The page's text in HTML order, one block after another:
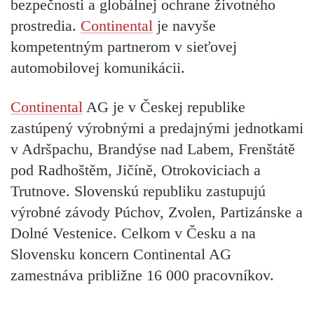
bezpečnosti a globálnej ochrane životného
prostredia. Continental je navyše
kompetentným partnerom v sieťovej
automobilovej komunikácii.
Continental AG je v Českej republike
zastúpený výrobnými a predajnými jednotkami
v Adršpachu, Brandýse nad Labem, Frenštátě
pod Radhoštěm, Jičíně, Otrokoviciach a
Trutnove. Slovenskú republiku zastupujú
výrobné závody Púchov, Zvolen, Partizánske a
Dolné Vestenice. Celkom v Česku a na
Slovensku koncern Continental AG
zamestnáva približne 16 000 pracovníkov.